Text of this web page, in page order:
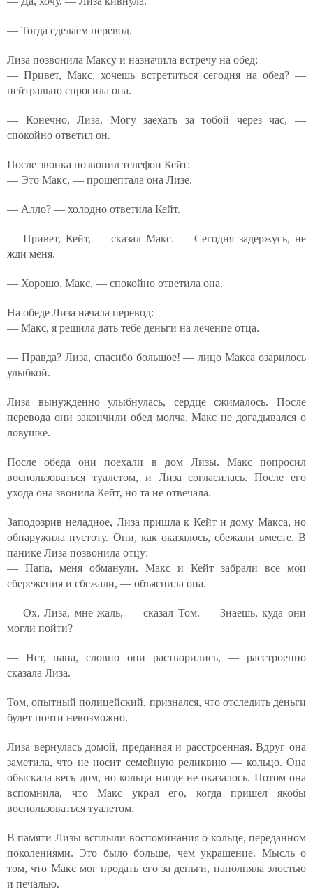
— Тогда сделаем перевод.
Лиза позвонила Максу и назначила встречу на обед:
— Привет, Макс, хочешь встретиться сегодня на обед? —
нейтрально спросила она.
— Конечно, Лиза. Могу заехать за тобой через час, —
спокойно ответил он.
После звонка позвонил телефон Кейт:
— Это Макс, — прошептала она Лизе.
— Алло? — холодно ответила Кейт.
— Привет, Кейт, — сказал Макс. — Сегодня задержусь, не
жди меня.
— Хорошо, Макс, — спокойно ответила она.
На обеде Лиза начала перевод:
— Макс, я решила дать тебе деньги на лечение отца.
— Правда? Лиза, спасибо большое! — лицо Макса озарилось
улыбкой.
Лиза вынужденно улыбнулась, сердце сжималось. После
перевода они закончили обед молча, Макс не догадывался о
ловушке.
После обеда они поехали в дом Лизы. Макс попросил
воспользоваться туалетом, и Лиза согласилась. После его
ухода она звонила Кейт, но та не отвечала.
Заподозрив неладное, Лиза пришла к Кейт и дому Макса, но
обнаружила пустоту. Они, как оказалось, сбежали вместе. В
панике Лиза позвонила отцу:
— Папа, меня обманули. Макс и Кейт забрали все мои
сбережения и сбежали, — объяснила она.
— Ох, Лиза, мне жаль, — сказал Том. — Знаешь, куда они
могли пойти?
— Нет, папа, словно они растворились, — расстроенно
сказала Лиза.
Том, опытный полицейский, признался, что отследить деньги
будет почти невозможно.
Лиза вернулась домой, преданная и расстроенная. Вдруг она
заметила, что не носит семейную реликвию — кольцо. Она
обыскала весь дом, но кольца нигде не оказалось. Потом она
вспомнила, что Макс украл его, когда пришел якобы
воспользоваться туалетом.
В памяти Лизы всплыли воспоминания о кольце, переданном
поколениями. Это было больше, чем украшение. Мысль о
том, что Макс мог продать его за деньги, наполняла злостью
и печалью.